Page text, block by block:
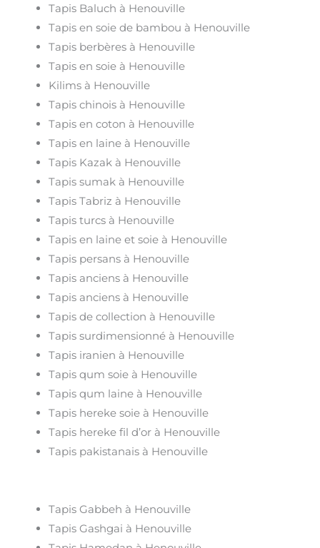
Tapis Baluch à Henouville
Tapis en soie de bambou à Henouville
Tapis berbères à Henouville
Tapis en soie à Henouville
Kilims à Henouville
Tapis chinois à Henouville
Tapis en coton à Henouville
Tapis en laine à Henouville
Tapis Kazak à Henouville
Tapis sumak à Henouville
Tapis Tabriz à Henouville
Tapis turcs à Henouville
Tapis en laine et soie à Henouville
Tapis persans à Henouville
Tapis anciens à Henouville
Tapis anciens à Henouville
Tapis de collection à Henouville
Tapis surdimensionné à Henouville
Tapis iranien à Henouville
Tapis qum soie à Henouville
Tapis qum laine à Henouville
Tapis hereke soie à Henouville
Tapis hereke fil d’or à Henouville
Tapis pakistanais à Henouville
Tapis Gabbeh à Henouville
Tapis Gashgai à Henouville